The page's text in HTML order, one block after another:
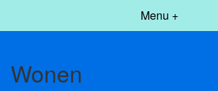
Menu +
Wonen